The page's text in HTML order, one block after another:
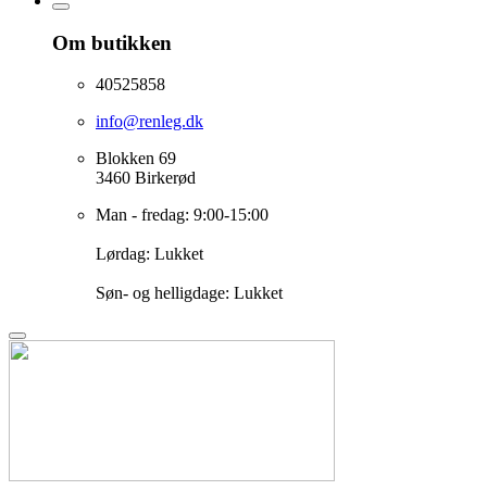
Om butikken
40525858
info@renleg.dk
Blokken 69
3460 Birkerød
Man - fredag: 9:00-15:00
Lørdag: Lukket
Søn- og helligdage: Lukket